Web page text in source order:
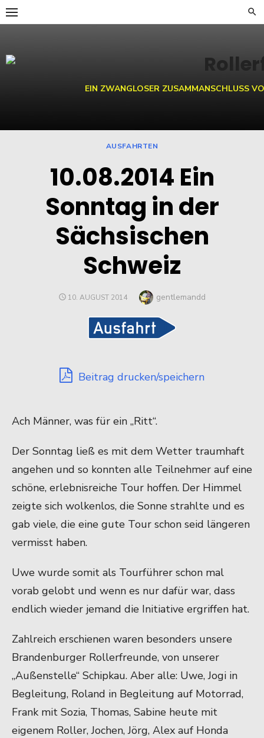
Skip
to
EIN ZWANGLOSER ZUSAMMANSCHLUSS
AUSFAHRTEN
10.08.2014 Ein
Sonntag in der
Sächsischen
Schweiz
POSTED
10. AUGUST 2014 Author
gentlemandd
Beitrag drucken/speichern
Ach Männer, was für ein „Ritt“.
Der Sonntag ließ es mit dem Wetter traumhaft
angehen und so konnten alle Teilnehmer auf eine
schöne, erlebnisreiche Tour hoffen. Der Himmel
zeigte sich wolkenlos, die Sonne strahlte und es
gab viele, die eine gute Tour schon seid längeren
vermisst haben.
Uwe wurde somit als Tourführer schon mal
vorab gelobt und wenn es nur dafür war, dass
endlich wieder jemand die Initiative ergriffen hat.
Zahlreich erschienen waren besonders unsere
Brandenburger Rollerfreunde, von unserer
„Außenstelle“ Schipkau. Aber alle: Uwe, Jogi in
Begleitung, Roland in Begleitung auf Motorrad,
Frank mit Sozia, Thomas, Sabine heute mit
eigenem Roller, Jochen, Jörg, Alex auf Honda